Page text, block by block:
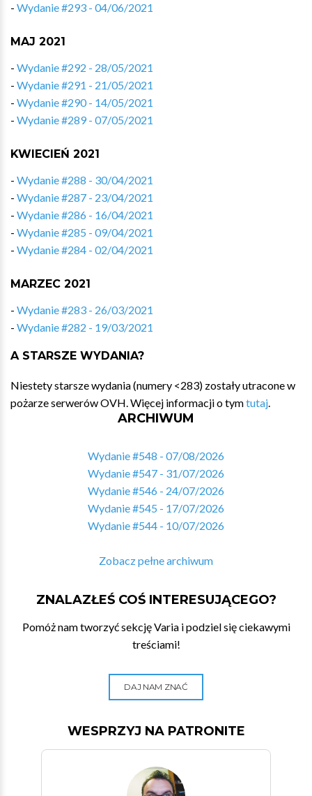
- Wydanie #293 - 04/06/2021
MAJ 2021
- Wydanie #292 - 28/05/2021
- Wydanie #291 - 21/05/2021
- Wydanie #290 - 14/05/2021
- Wydanie #289 - 07/05/2021
KWIECIEŃ 2021
- Wydanie #288 - 30/04/2021
- Wydanie #287 - 23/04/2021
- Wydanie #286 - 16/04/2021
- Wydanie #285 - 09/04/2021
- Wydanie #284 - 02/04/2021
MARZEC 2021
- Wydanie #283 - 26/03/2021
- Wydanie #282 - 19/03/2021
A STARSZE WYDANIA?
Niestety starsze wydania (numery <283) zostały utracone w
pożarze serwerów OVH. Więcej informacji o tymtutaj.
ARCHIWUM
Wydanie #548 - 07/08/2026
Wydanie #547 - 31/07/2026
Wydanie #546 - 24/07/2026
Wydanie #545 - 17/07/2026
Wydanie #544 - 10/07/2026
Zobacz pełne archiwum
ZNALAZŁEŚ COŚ INTERESUJĄCEGO?
Pomóż nam tworzyć sekcję Varia i podziel się ciekawymi
treściami!
DAJ NAM ZNAĆ
WESPRZYJ NA PATRONITE